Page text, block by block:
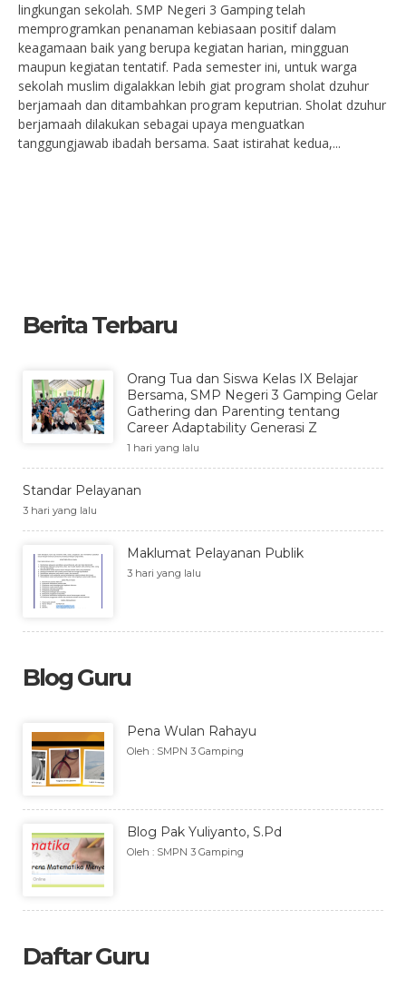
lingkungan sekolah. SMP Negeri 3 Gamping telah
memprogramkan penanaman kebiasaan positif dalam
keagamaan baik yang berupa kegiatan harian, mingguan
maupun kegiatan tentatif. Pada semester ini, untuk warga
sekolah muslim digalakkan lebih giat program sholat dzuhur
berjamaah dan ditambahkan program keputrian. Sholat dzuhur
berjamaah dilakukan sebagai upaya menguatkan
tanggungjawab ibadah bersama. Saat istirahat kedua,...
Berita Terbaru
Orang Tua dan Siswa Kelas IX Belajar
Bersama, SMP Negeri 3 Gamping Gelar
Gathering dan Parenting tentang
Career Adaptability Generasi Z
1 hari yang lalu
Standar Pelayanan
3 hari yang lalu
Maklumat Pelayanan Publik
3 hari yang lalu
Blog Guru
Pena Wulan Rahayu
Oleh : SMPN 3 Gamping
Blog Pak Yuliyanto, S.Pd
Oleh : SMPN 3 Gamping
Daftar Guru